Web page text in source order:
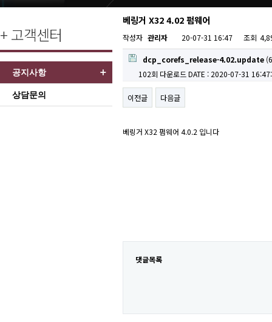
+ 고객센터
공지사항
상담문의
베링거 X32 4.02 펌웨어
작성자 관리자 20-07-31 16:47 조회
dcp_corefs_release-4.02.update
102회 다운로드 DATE : 2020-07-31
이전글 다음글
베링거 X32 펌웨어 4.0.2 입니다
댓글목록